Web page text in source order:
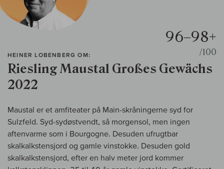
HEINER LOBENBERG OM:
Riesling Maustal Großes Gewächs
2022
96–98+
/100
Maustal er et amfiteater på Main-skråningerne syd for
Sulzfeld. Syd-sydøstvendt, så morgensol, men ingen
aftenvarme som i Bourgogne. Desuden ufrugtbar
skalkalkstensjord og gamle vinstokke. Desuden gold
skalkalkstensjord, efter en halv meter jord kommer